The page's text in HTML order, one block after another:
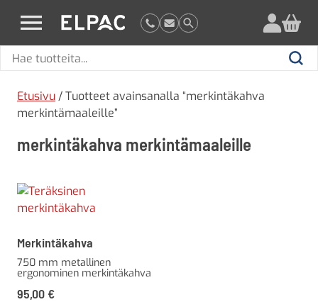
elpac.fi
Hae
Hae
Etusivu / Tuotteet avainsanalla “merkintäkahva
merkintämaaleille”
merkintäkahva merkintämaaleille
Merkintäkahva
750 mm metallinen
ergonominen merkintäkahva
95,00 €